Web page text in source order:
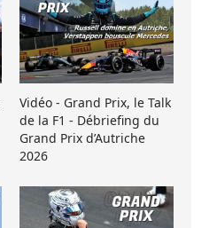
Vidéo - Grand Prix, le Talk
de la F1 - Débriefing du
Grand Prix d’Autriche
2026